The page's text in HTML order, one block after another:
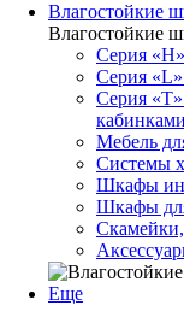
Влагостойкие
Влагостойкие
Серия
Серия
Серия
кабинками
Мебель
Системы
Шкафы
Шкафы
Еще